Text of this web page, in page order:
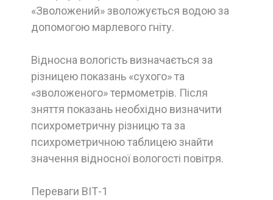
«Зволожений» зволожується водою за
допомогою марлевого гніту.
Відносна вологість визначається за
різницею показань «сухого» та
«зволоженого» термометрів. Після
зняття показань необхідно визначити
психрометричну різницю та за
психрометричною таблицею знайти
значення відносної вологості повітря.
Переваги ВІТ-1